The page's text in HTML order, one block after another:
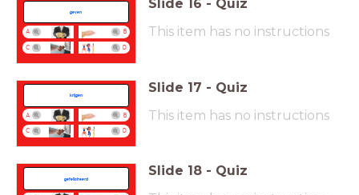
geven
A B
C D
Slide 16 - Quiz
This item has no instructions
krijgen
A B
C D
Slide 17 - Quiz
This item has no instructions
gefeliciteerd
Slide 18 - Quiz